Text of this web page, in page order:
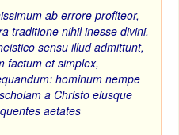
ab errore profiteor,
traditione nihil inesse divini,
sensu illud admittunt,
factum et simplex,
hominum nempe
a Christo eiusque
aetates